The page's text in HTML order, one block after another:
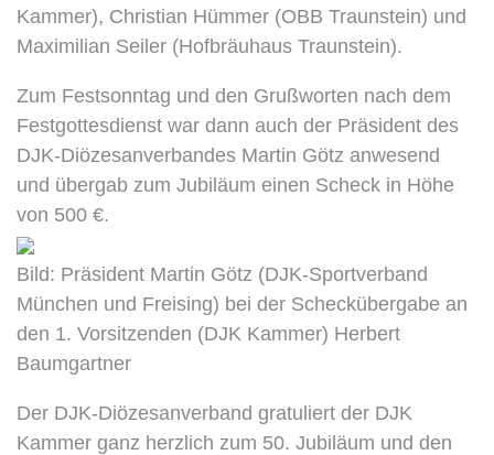
Kammer), Christian Hümmer (OBB Traunstein) und
Maximilian Seiler (Hofbräuhaus Traunstein).
Zum Festsonntag und den Grußworten nach dem
Festgottesdienst war dann auch der Präsident des
DJK-Diözesanverbandes Martin Götz anwesend
und übergab zum Jubiläum einen Scheck in Höhe
von 500 €.
Bild: Präsident Martin Götz (DJK-Sportverband
München und Freising) bei der Scheckübergabe an
den 1. Vorsitzenden (DJK Kammer) Herbert
Baumgartner
Der DJK-Diözesanverband gratuliert der DJK
Kammer ganz herzlich zum 50. Jubiläum und den